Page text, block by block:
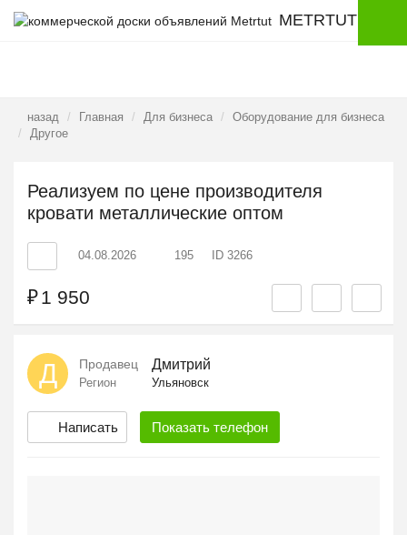
METRTUT
назад Главная Для бизнеса
Оборудование для бизнеса
Другое
Реализуем по цене производителя
кровати металлические оптом
04.08.2026 195 ID 3266
₽1 950
Д Продавец Дмитрий
Регион Ульяновск
Написать Показать телефон